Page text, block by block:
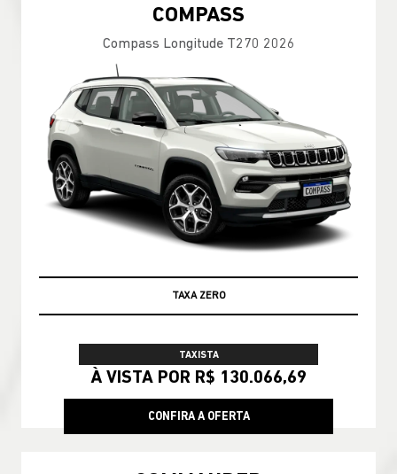
COMPASS
Compass Longitude T270 2026
GARANTIA 05 ANOS JEEP
TAXISTA
À VISTA POR R$ 130.066,69
CONFIRA A OFERTA